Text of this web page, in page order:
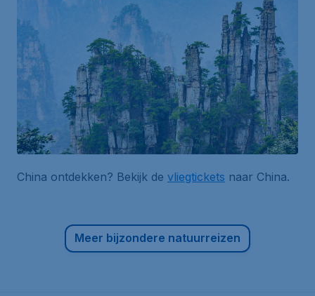
China ontdekken? Bekijk de vliegtickets naar China.
Meer bijzondere natuurreizen